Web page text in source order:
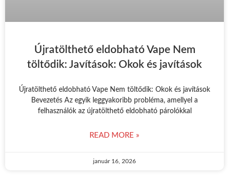
Újratölthető eldobható Vape Nem
töltődik: Javítások: Okok és javítások
Újratölthető eldobható Vape Nem töltődik: Okok és javítások
Bevezetés Az egyik leggyakoribb probléma, amellyel a
felhasználók az újratölthető eldobható párolókkal
READ MORE »
január 16, 2026